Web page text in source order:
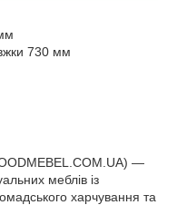
730 мм
—
меблів із
харчування та